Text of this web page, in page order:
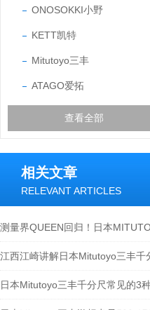
ONOSOKKI小野
KETT凯特
Mitutoyo三丰
ATAGO爱拓
查看全部
相关文章
RELEVANT ARTICLES